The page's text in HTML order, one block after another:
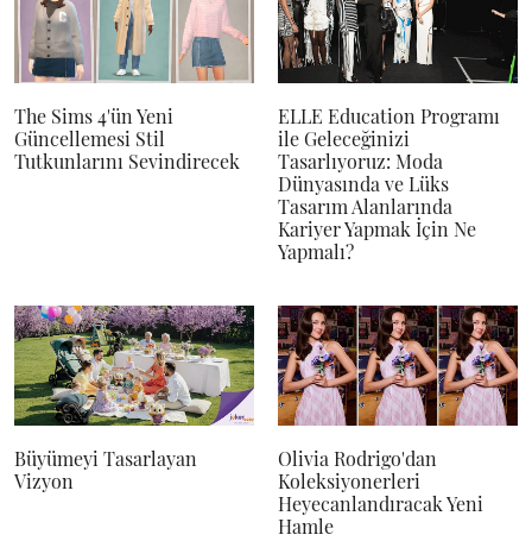
The Sims 4'ün Yeni
Güncellemesi Stil
Tutkunlarını Sevindirecek
ELLE Education Programı
ile Geleceğinizi
Tasarlıyoruz: Moda
Dünyasında ve Lüks
Tasarım Alanlarında
Kariyer Yapmak İçin Ne
Yapmalı?
Büyümeyi Tasarlayan
Vizyon
Olivia Rodrigo'dan
Koleksiyonerleri
Heyecanlandıracak Yeni
Hamle